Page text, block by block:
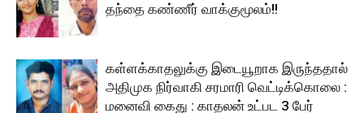
தந்தை கண்ணீர் வாக்குமூலம்!!
கள்ளக்காதலுக்கு இடையூறாக இருந்ததால்
அதிமுக நிர்வாகி சரமாரி வெட்டிக்கொலை :
மனைவி கைது : காதலன் உட்பட 3 பேர்